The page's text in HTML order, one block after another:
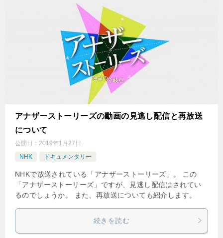
アナザーストーリーズの動画の見逃し配信と再放送
について
公開日： 2019年1月27日
NHK
ドキュメンタリー
NHKで放送されている「アナザーストーリーズ」。 この
「アナザーストーリーズ」ですが、見逃し配信はされてい
るのでしょうか。 また、再放送についても紹介します。
続きを読む